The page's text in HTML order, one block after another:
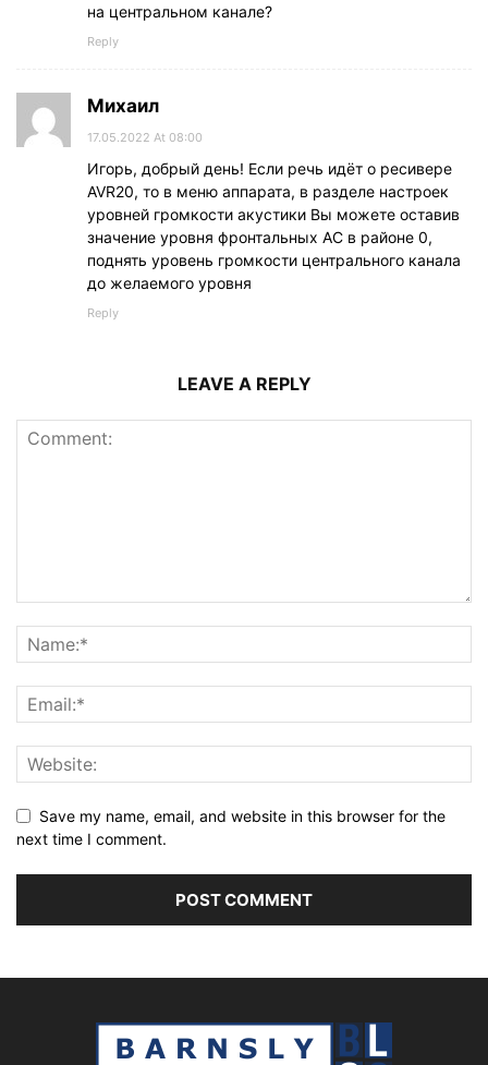
на центральном канале?
Reply
Михаил
17.05.2022 At 08:00
Игорь, добрый день! Если речь идёт о ресивере
AVR20, то в меню аппарата, в разделе настроек
уровней громкости акустики Вы можете оставив
значение уровня фронтальных АС в районе 0,
поднять уровень громкости центрального канала
до желаемого уровня
Reply
LEAVE A REPLY
Save my name, email, and website in this browser for the
next time I comment.